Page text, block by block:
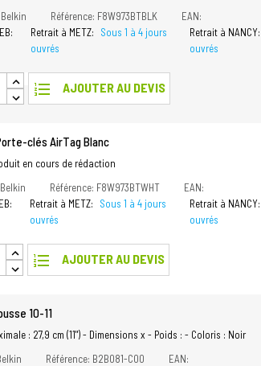
Référence: F8W973BTBLK
EAN:
Retrait à METZ:
Sous 1 à 4 jours
ouvrés
Retrait à NANCY:
ouvrés
format_list_numbered AJOUTER AU DEVIS
clés AirTag Blanc
en cours de rédaction
Référence: F8W973BTWHT
EAN:
Retrait à METZ:
Sous 1 à 4 jours
ouvrés
Retrait à NANCY:
ouvrés
format_list_numbered AJOUTER AU DEVIS
10-11
: 27,9 cm (11") - Dimensions x - Poids : - Coloris : Noir
Référence: B2B081-C00
EAN: